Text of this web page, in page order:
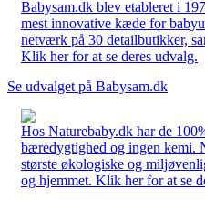
Babysam.dk blev etableret i
mest innovative kæde for
netværk på 30 detailbutikker,
Klik her for at se deres udvalg.
Se udvalget på Babysam.dk
Hos Naturebaby.dk har de
bæredygtighed og ingen kemi.
største økologiske og
og hjemmet. Klik her for at se